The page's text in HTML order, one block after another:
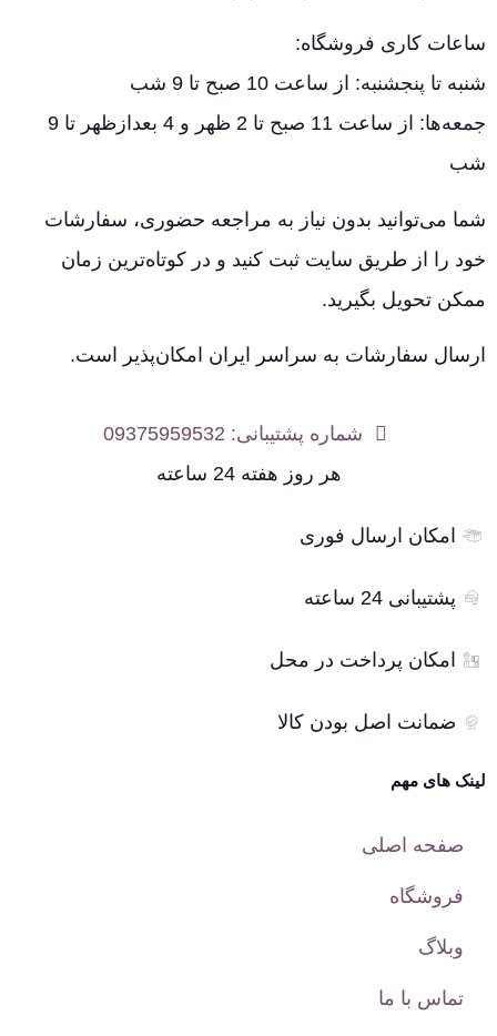
ساعات کاری فروشگاه:
شنبه تا پنجشنبه: از ساعت 10 صبح تا 9 شب
جمعه‌ها: از ساعت 11 صبح تا 2 ظهر و 4 بعدازظهر تا 9
شب
شما می‌توانید بدون نیاز به مراجعه حضوری، سفارشات
خود را از طریق سایت ثبت کنید و در کوتاه‌ترین زمان
ممکن تحویل بگیرید.
ارسال سفارشات به سراسر ایران امکان‌پذیر است.
شماره پشتیبانی: 09375959532
هر روز هفته 24 ساعته
امکان ارسال فوری
پشتیبانی 24 ساعته
امکان پرداخت در محل
ضمانت اصل بودن کالا
لینک های مهم
صفحه اصلی
فروشگاه
وبلاگ
تماس با ما